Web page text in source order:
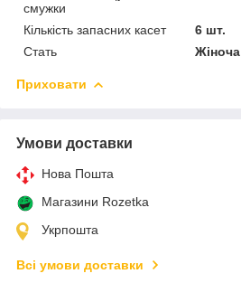
смужки
Кількість запасних касет
6 шт.
Стать
Жіноча
Приховати
Умови доставки
Нова Пошта
Магазини Rozetka
Укрпошта
Всі умови доставки